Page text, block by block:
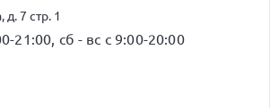
д. 7 стр. 1
21:00, сб - вс с 9:00-20:00